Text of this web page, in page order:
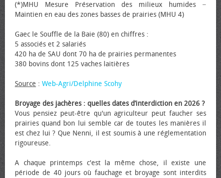
(*)MHU Mesure Préservation des milieux humides −
Maintien en eau des zones basses de prairies (MHU 4)
Gaec le Souffle de la Baie (80) en chiffres :
5 associés et 2 salariés
420 ha de SAU dont 70 ha de prairies permanentes
380 bovins dont 125 vaches laitières
Source : Web-Agri/Delphine Scohy
Broyage des jachères : quelles dates d’interdiction en 2026 ?
Vous pensiez peut-être qu'un agriculteur peut faucher ses
prairies quand bon lui semble car de toutes les manières il
est chez lui ? Que Nenni, il est soumis à une réglementation
rigoureuse.
A chaque printemps c'est la même chose, il existe une
période de 40 jours où fauchage et broyage sont interdits